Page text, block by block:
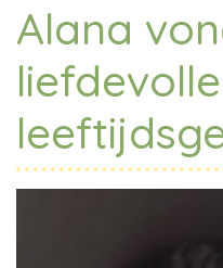
Alana